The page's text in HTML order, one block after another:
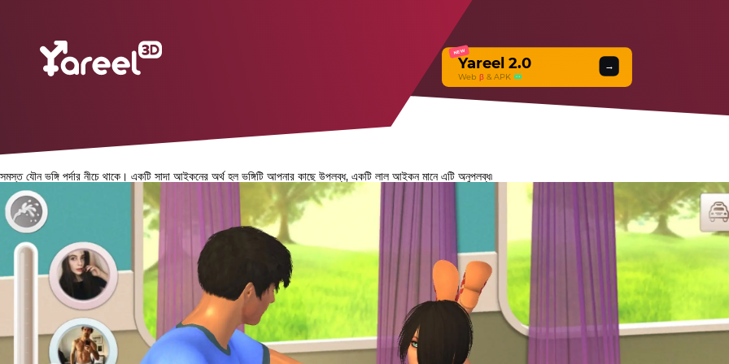
NEW
Yareel 2.0
Web β & APK
→
সমস্ত যৌন ভঙ্গি পর্দার নীচে থাকে। একটি সাদা আইকনের অর্থ হল ভঙ্গিটি আপনার কাছে উপলব্ধ, একটি লাল আইকন মানে এটি অনুপলব্ধ৷